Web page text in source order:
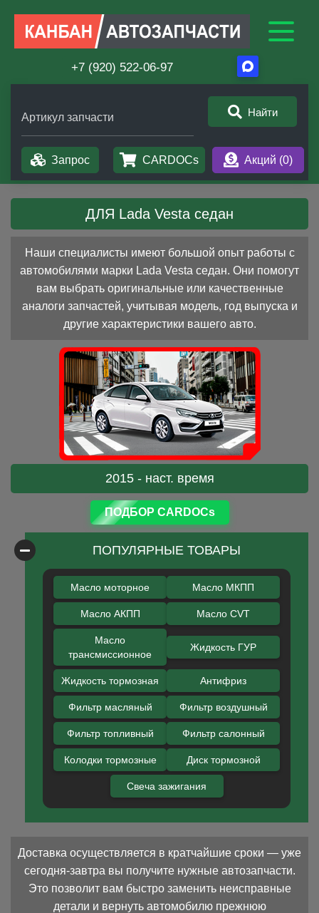
+7 (920) 522-06-97
Артикул запчасти Найти
Запрос CARDOCs Акций (0)
ДЛЯ Lada Vesta седан
Наши специалисты имеют большой опыт работы с
автомобилями марки Lada Vesta седан. Они помогут
вам выбрать оригинальные или качественные
аналоги запчастей, учитывая модель, год выпуска и
другие характеристики вашего авто.
2015 - наст. время
ПОДБОР CARDOCs
ПОПУЛЯРНЫЕ ТОВАРЫ
Масло моторное Масло МКПП
Масло АКПП Масло CVT
Масло
трансмиссионное
Жидкость ГУР
Жидкость тормозная Антифриз
Фильтр масляный Фильтр воздушный
Фильтр топливный Фильтр салонный
Колодки тормозные Диск тормозной
Свеча зажигания
Доставка осуществляется в кратчайшие сроки — уже
сегодня-завтра вы получите нужные автозапчасти.
Это позволит вам быстро заменить неисправные
детали и вернуть автомобилю прежнюю